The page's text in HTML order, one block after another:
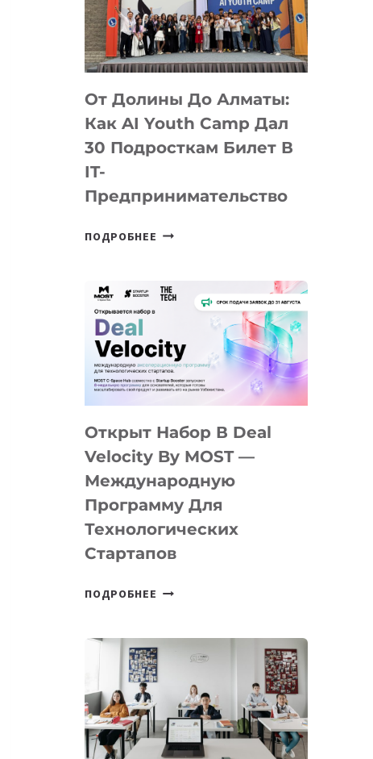
От Долины До Алматы:
Как AI Youth Camp Дал
30 Подросткам Билет В
IT-
Предпринимательство
ПОДРОБНЕЕ ОТ
АЛМАТЫ:
YOUTH
CAMP
ДАЛ
ПОДРОСТКАМ
БИЛЕТ
IT-
ПРЕДПРИНИМАТЕЛЬСТВО
Открыт Набор В Deal
Velocity By MOST —
Международную
Программу Для
Технологических
Стартапов
ПОДРОБНЕЕ ОТКРЫТ
DEAL
VELOCITY
MOST
—
МЕЖДУНАРОДНУЮ